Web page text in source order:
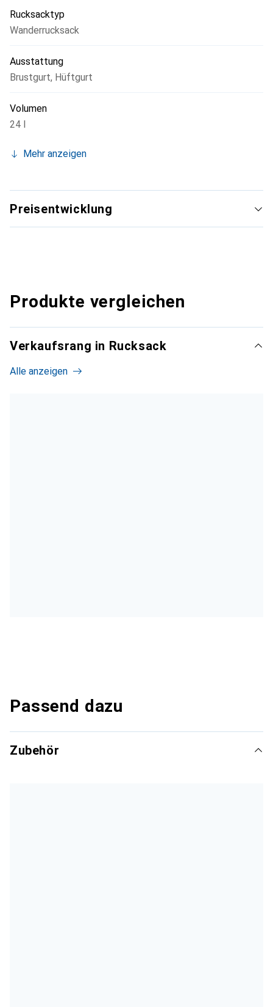
Rucksacktyp
Wanderrucksack
Ausstattung
Brustgurt, Hüftgurt
Volumen
24 l
Mehr anzeigen
Preisentwicklung
Produkte vergleichen
Verkaufsrang in Rucksack
Alle anzeigen
Passend dazu
Zubehör